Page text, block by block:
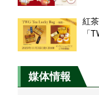
紅
「
媒体情報